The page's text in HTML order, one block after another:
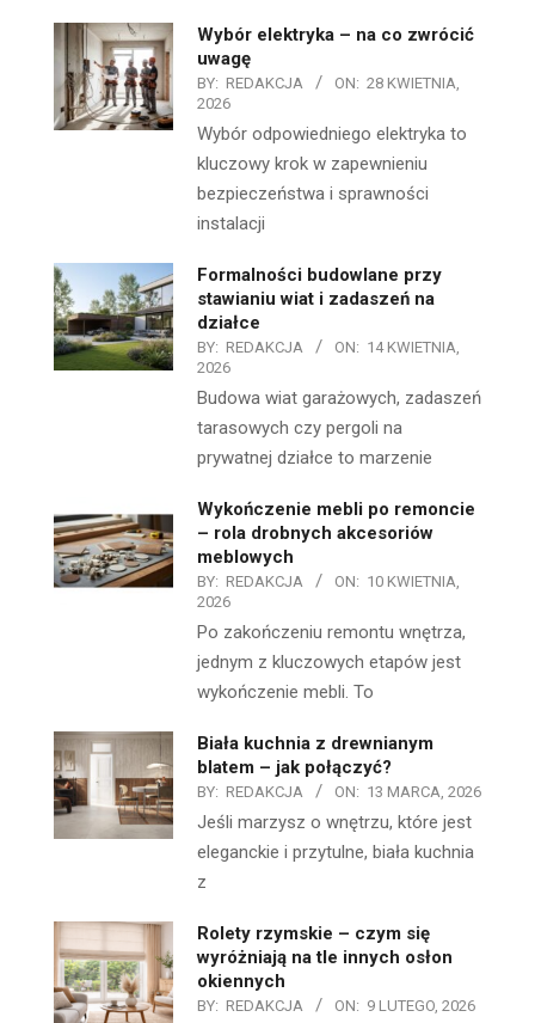
Wybór elektryka – na co zwrócić
uwagę
BY: REDAKCJA ON: 28 KWIETNIA,
2026
Wybór odpowiedniego elektryka to
kluczowy krok w zapewnieniu
bezpieczeństwa i sprawności
instalacji
Formalności budowlane przy
stawianiu wiat i zadaszeń na
działce
BY: REDAKCJA ON: 14 KWIETNIA,
2026
Budowa wiat garażowych, zadaszeń
tarasowych czy pergoli na
prywatnej działce to marzenie
Wykończenie mebli po remoncie
– rola drobnych akcesoriów
meblowych
BY: REDAKCJA ON: 10 KWIETNIA,
2026
Po zakończeniu remontu wnętrza,
jednym z kluczowych etapów jest
wykończenie mebli. To
Biała kuchnia z drewnianym
blatem – jak połączyć?
BY: REDAKCJA ON: 13 MARCA, 2026
Jeśli marzysz o wnętrzu, które jest
eleganckie i przytulne, biała kuchnia
z
Rolety rzymskie – czym się
wyróżniają na tle innych osłon
okiennych
BY: REDAKCJA ON: 9 LUTEGO, 2026